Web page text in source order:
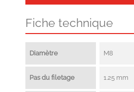
Fiche technique
Diamètre M8
Pas du filetage 1.25 mm